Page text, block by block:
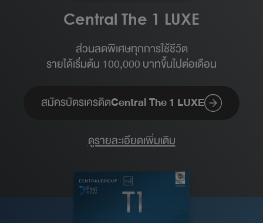
Central The 1 LUXE
ส่วนลดพิเศษทุกการใช้ชีวิต
รายได้เริ่มต้น 100,000 บาทขึ้นไปต่อเดือน​
สมัครบัตรเครดิตCentral The 1 LUXE
ดูรายละเอียดเพิ่มเติม